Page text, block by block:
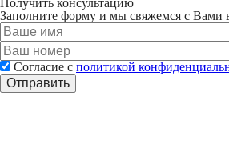
Получить консультацию
Заполните форму и мы свяжемся с Вами
Согласие с политикой